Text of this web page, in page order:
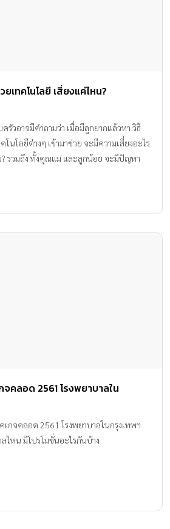
เทคโนโลยี เสี่ยงแค่ไหน?
วอาจมีคำถามว่า เมื่อมีลูกยากแล้วหา วิธี
โนโลยีต่างๆ เข้ามาช่วย จะมีความเสี่ยงอะไร
? รวมถึง ทั้งคุณแม่ และลูกน้อย จะมีปัญหา
คลอด 2561 โรงพยาบาลใน
กจคลอด 2561 โรงพยาบาลในกรุงเทพฯ
ไหน มีโปรโมชั่นอะไรกันบ้าง